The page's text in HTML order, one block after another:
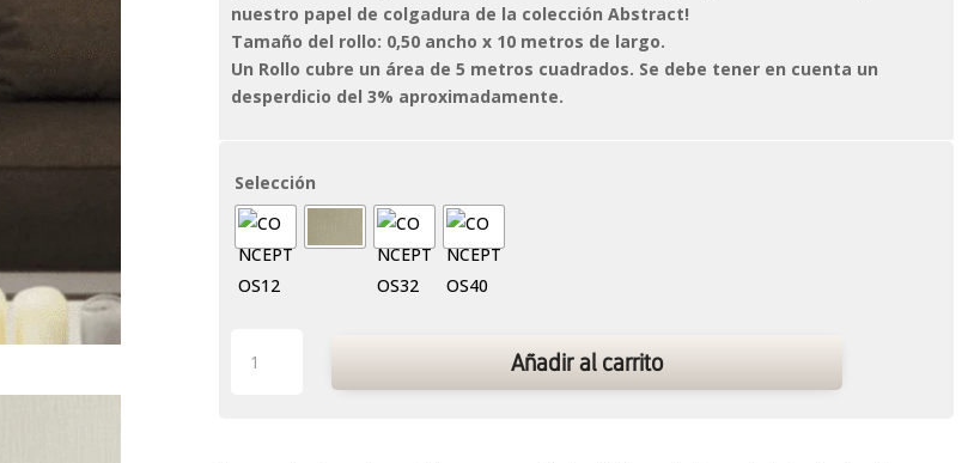
nuestro papel de colgadura de la colección Abstract!
Tamaño del rollo: 0,50 ancho x 10 metros de largo.
Un Rollo cubre un área de 5 metros cuadrados. Se debe tener en cuenta un
desperdicio del 3% aproximadamente.
Selección
Añadir al carrito